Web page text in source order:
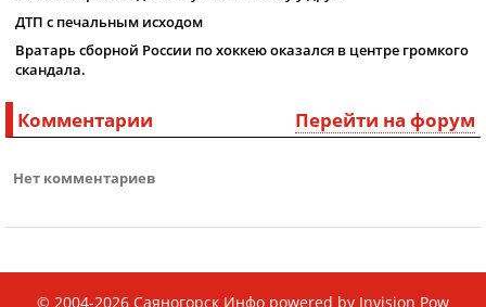
ДТП с печальным исходом
Вратарь сборной России по хоккею оказался в центре громкого
скандала.
Перейти на форум
Комментарии
Нет комментариев
© 2004-2026 Саяногорск Инфо powered by Invision Pow